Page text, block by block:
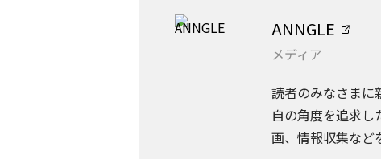
ANNGLE
メディア
読者のみなさまに
自の角度を追求
画、情報収集など